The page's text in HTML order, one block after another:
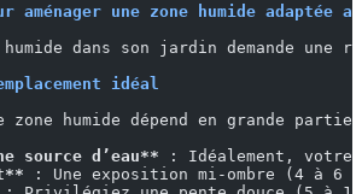
aménager une zone humide adaptée
humide dans son jardin demande
idéal
zone humide dépend en grande
source d’eau** : Idéalement, votre
: Une exposition mi-ombre (4 à